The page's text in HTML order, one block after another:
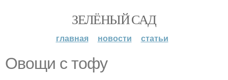
ЗЕЛЁНЫЙ САД
главная новости статьи
Овощи с тофу